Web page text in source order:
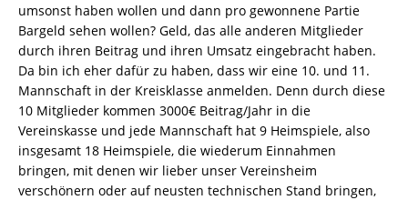
umsonst haben wollen und dann pro gewonnene Partie
Bargeld sehen wollen? Geld, das alle anderen Mitglieder
durch ihren Beitrag und ihren Umsatz eingebracht haben.
Da bin ich eher dafür zu haben, dass wir eine 10. und 11.
Mannschaft in der Kreisklasse anmelden. Denn durch diese
10 Mitglieder kommen 3000€ Beitrag/Jahr in die
Vereinskasse und jede Mannschaft hat 9 Heimspiele, also
insgesamt 18 Heimspiele, die wiederum Einnahmen
bringen, mit denen wir lieber unser Vereinsheim
verschönern oder auf neusten technischen Stand bringen,